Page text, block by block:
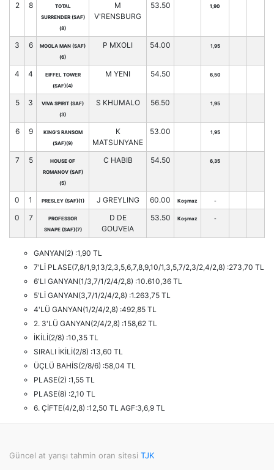
2 8
TOTAL
SURRENDER (SAF)
(8)
M
V'RENSBURG
53.50 1,90
3 6
MOOLA MAN (SAF)
(6)
P MXOLI 54.00 1,95
4 4
EIFFEL TOWER
(SAF)(4)
M YENI 54.50 6,50
5 3
VIVA SPIRIT (SAF)
(3)
S KHUMALO 56.50 1,95
6 9
KING'S RANSOM
(SAF)(9)
K
MATSUNYANE
53.00 1,95
7 5
HOUSE OF
ROMANOV (SAF)
(5)
C HABIB 54.50 6,35
0 1 PRESLEY (SAF)(1) J GREYLING 60.00 Koşmaz -
0 7
PROFESSOR
SNAPE (SAF)(7)
D DE
GOUVEIA
53.50 Koşmaz -
GANYAN(2) :1,90 TL
7'Lİ PLASE(7,8/1,9,13/2,3,5,6,7,8,9,10/1,3,5,7/2,3/2,4/2,8) :273,70 TL
6'LI GANYAN(1/3,7/1/2/4/2,8) :10.610,36 TL
5'Lİ GANYAN(3,7/1/2/4/2,8) :1.263,75 TL
4'LÜ GANYAN(1/2/4/2,8) :492,85 TL
2. 3'LÜ GANYAN(2/4/2,8) :158,62 TL
İKİLİ(2/8) :10,35 TL
SIRALI İKİLİ(2/8) :13,60 TL
ÜÇLÜ BAHİS(2/8/6) :58,04 TL
PLASE(2) :1,55 TL
PLASE(8) :2,10 TL
6. ÇİFTE(4/2,8) :12,50 TL AGF:3,6,9 TL
Güncel at yarışı tahmin oran sitesi TJK